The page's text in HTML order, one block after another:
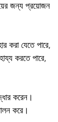
জন্য প্রয়োজন
করা যেতে পারে,
করতে পারে,
করেন।
করে।